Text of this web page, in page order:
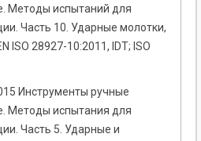
Методы испытаний для
Часть 10. Ударные молотки,
ISO 28927-10:2011, IDT; ISO
Инструменты ручные
Методы испытания для
Часть 5. Ударные и